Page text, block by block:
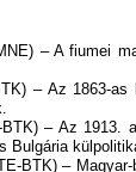
– A fiumei
– Az 1863-
BTK) – Az 1913.
Bulgária
BTK) –